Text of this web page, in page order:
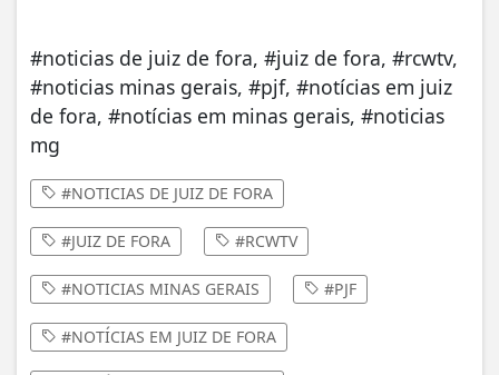
#noticias de juiz de fora, #juiz de fora, #rcwtv,
#noticias minas gerais, #pjf, #notícias em juiz
de fora, #notícias em minas gerais, #noticias
mg
#NOTICIAS DE JUIZ DE FORA
#JUIZ DE FORA #RCWTV
#NOTICIAS MINAS GERAIS #PJF
#NOTÍCIAS EM JUIZ DE FORA